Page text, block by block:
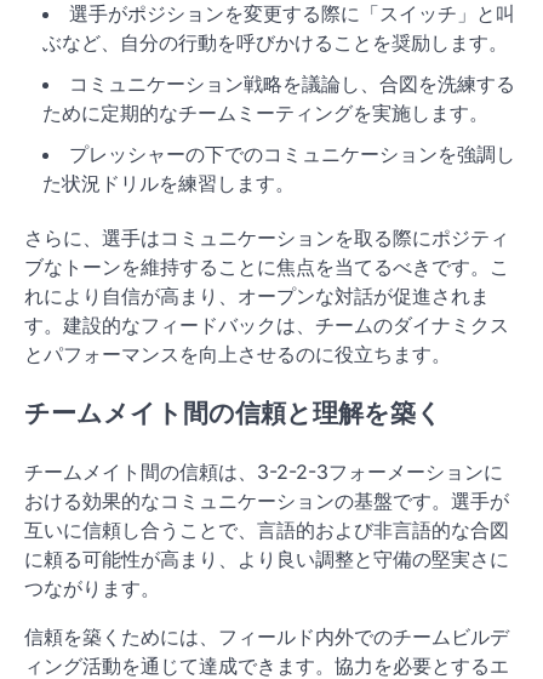
選手がポジションを変更する際に「スイッチ」と叫
ぶなど、自分の行動を呼びかけることを奨励します。
コミュニケーション戦略を議論し、合図を洗練する
ために定期的なチームミーティングを実施します。
プレッシャーの下でのコミュニケーションを強調し
た状況ドリルを練習します。
さらに、選手はコミュニケーションを取る際にポジティ
ブなトーンを維持することに焦点を当てるべきです。こ
れにより自信が高まり、オープンな対話が促進されま
す。建設的なフィードバックは、チームのダイナミクス
とパフォーマンスを向上させるのに役立ちます。
チームメイト間の信頼と理解を築く
チームメイト間の信頼は、3-2-2-3フォーメーションに
おける効果的なコミュニケーションの基盤です。選手が
互いに信頼し合うことで、言語的および非言語的な合図
に頼る可能性が高まり、より良い調整と守備の堅実さに
つながります。
信頼を築くためには、フィールド内外でのチームビルデ
ィング活動を通じて達成できます。協力を必要とするエ